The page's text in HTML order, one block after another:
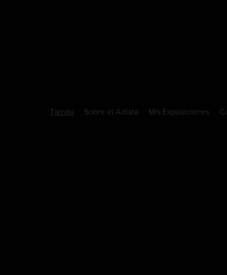
Tienda Sobre el Artista Mis Exposiciones